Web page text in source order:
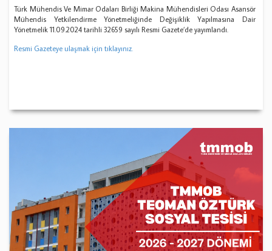
Türk Mühendis Ve Mimar Odaları Birliği Makina Mühendisleri Odası Asansör
Mühendis Yetkilendirme Yönetmeliğinde Değişiklik Yapılmasına Dair
Yönetmelik 11.09.2024 tarihli 32659 sayılı Resmi Gazete’de yayımlandı.
Resmi Gazeteye ulaşmak için tıklayınız.